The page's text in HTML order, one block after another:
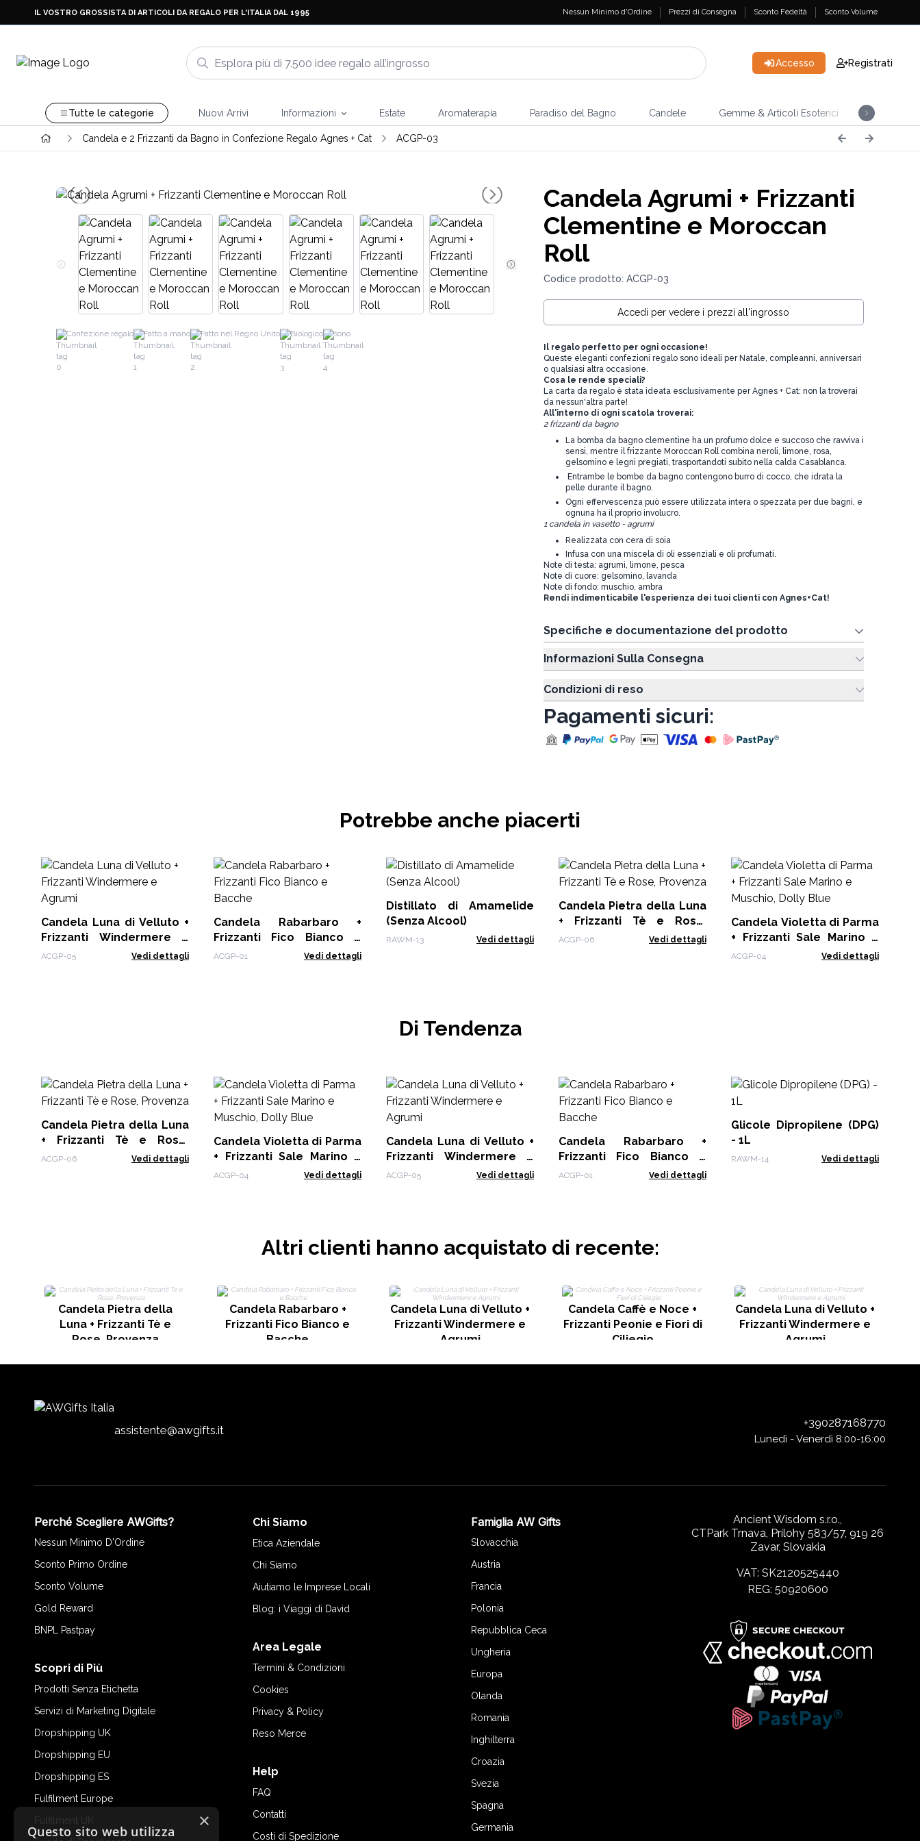
IL VOSTRO GROSSISTA DI ARTICOLI DA REGALO PER L'ITALIA DAL 1995 Nessun Minimo d'Ordine Prezzi di Consegna Sconto Fedeltà Sconto Volume
Accesso Registrati
Tutte le categorie Nuovi Arrivi Informazioni Estate Aromaterapia Paradiso del Bagno Candele Gemme & Articoli Esoterici Incensi
Candela e 2 Frizzanti da Bagno in Confezione Regalo Agnes + Cat ACGP-03
Confezione regalo Fatto a mano Fatto nel Regno Unito Biologico sono
Candela Agrumi + Frizzanti
Clementine e Moroccan
Roll
Codice prodotto: ACGP-03
Accedi per vedere i prezzi all'ingrosso
Il regalo perfetto per ogni occasione!
Queste eleganti confezioni regalo sono ideali per Natale, compleanni, anniversari
o qualsiasi altra occasione.
Cosa le rende speciali?
La carta da regalo è stata ideata esclusivamente per Agnes + Cat: non la troverai
da nessun'altra parte!
All'interno di ogni scatola troverai:
2 frizzanti da bagno
La bomba da bagno clementine ha un profumo dolce e succoso che ravviva i
sensi, mentre il frizzante Moroccan Roll combina neroli, limone, rosa,
gelsomino e legni pregiati, trasportandoti subito nella calda Casablanca.
Entrambe le bombe da bagno contengono burro di cocco, che idrata la
pelle durante il bagno.
Ogni effervescenza può essere utilizzata intera o spezzata per due bagni, e
ognuna ha il proprio involucro.
1 candela in vasetto - agrumi
Realizzata con cera di soia
Infusa con una miscela di oli essenziali e oli profumati.
Note di testa: agrumi, limone, pesca
Note di cuore: gelsomino, lavanda
Note di fondo: muschio, ambra
Rendi indimenticabile l'esperienza dei tuoi clienti con Agnes+Cat!
Specifiche e documentazione del prodotto
Informazioni Sulla Consegna
Condizioni di reso
Pagamenti sicuri:
Potrebbe anche piacerti
Candela Luna di Velluto +
Frizzanti Windermere e
Agrumi
ACGP-05 Vedi dettagli
Candela Rabarbaro +
Frizzanti Fico Bianco e
Bacche
ACGP-01 Vedi dettagli
Distillato di Amamelide
(Senza Alcool)
RAWM-13 Vedi dettagli
Candela Pietra della Luna
+ Frizzanti Tè e Rose,
Provenza
ACGP-06 Vedi dettagli
Candela Violetta di Parma
+ Frizzanti Sale Marino e
Muschio, Dolly Blue
ACGP-04 Vedi dettagli
Di Tendenza
Candela Pietra della Luna
+ Frizzanti Tè e Rose,
Provenza
ACGP-06 Vedi dettagli
Candela Violetta di Parma
+ Frizzanti Sale Marino e
Muschio, Dolly Blue
ACGP-04 Vedi dettagli
Candela Luna di Velluto +
Frizzanti Windermere e
Agrumi
ACGP-05 Vedi dettagli
Candela Rabarbaro +
Frizzanti Fico Bianco e
Bacche
ACGP-01 Vedi dettagli
Glicole Dipropilene (DPG)
- 1L
RAWM-14 Vedi dettagli
Altri clienti hanno acquistato di recente:
Candela Pietra della
Luna + Frizzanti Tè e
Rose, Provenza
Candela Rabarbaro +
Frizzanti Fico Bianco e
Bacche
Candela Luna di Velluto +
Frizzanti Windermere e
Agrumi
Candela Caffè e Noce +
Frizzanti Peonie e Fiori di
Ciliegio
Candela Luna di Velluto +
Frizzanti Windermere e
Agrumi
assistente@awgifts.it
+390287168770
Lunedì - Venerdì 8:00-16:00
Perché Scegliere AWGifts?
Nessun Minimo D'Ordine
Sconto Primo Ordine
Sconto Volume
Gold Reward
BNPL Pastpay
Scopri di Più
Prodotti Senza Etichetta
Servizi di Marketing Digitale
Dropshipping UK
Dropshipping EU
Dropshipping ES
Fulfilment Europe
Fulfilment UK
Chi Siamo
Etica Aziendale
Chi Siamo
Aiutiamo le Imprese Locali
Blog: i Viaggi di David
Area Legale
Termini & Condizioni
Cookies
Privacy & Policy
Reso Merce
Help
FAQ
Contatti
Costi di Spedizione
Famiglia AW Gifts
Slovacchia
Austria
Francia
Polonia
Repubblica Ceca
Ungheria
Europa
Olanda
Romania
Inghilterra
Croazia
Svezia
Spagna
Germania
Ancient Wisdom s.r.o.,
CTPark Trnava, Prílohy 583/57, 919 26
Zavar, Slovakia
VAT: SK2120525440
REG: 50920600
×
Questo sito web utilizza